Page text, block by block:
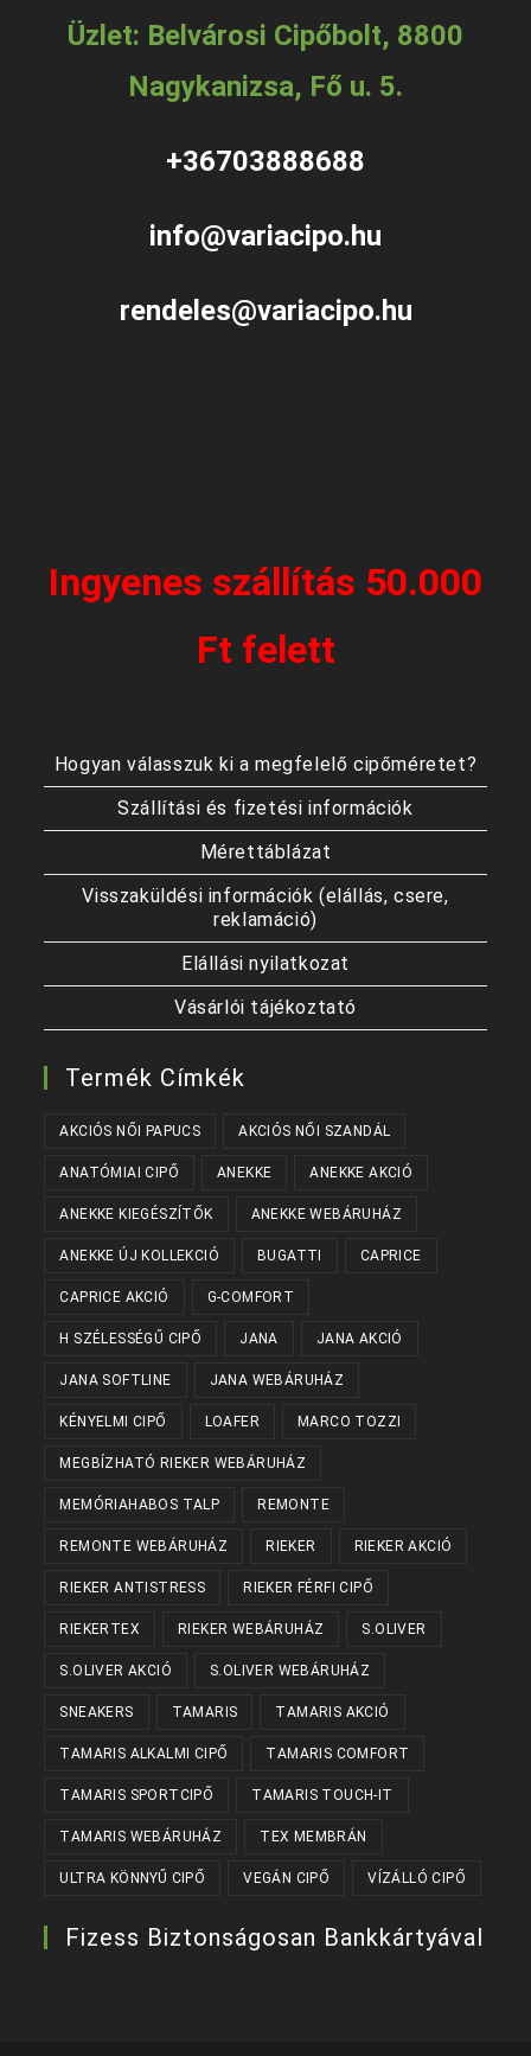
Üzlet: Belvárosi Cipőbolt, 8800
Nagykanizsa, Fő u. 5.
+36703888688
info@variacipo.hu
rendeles@variacipo.hu
Ingyenes szállítás 50.000
Ft felett
Hogyan válasszuk ki a megfelelő cipőméretet?
Szállítási és fizetési információk
Mérettáblázat
Visszaküldési információk (elállás, csere,
reklamáció)
Elállási nyilatkozat
Vásárlói tájékoztató
Termék Címkék
AKCIÓS NŐI PAPUCS AKCIÓS NŐI SZANDÁL
ANATÓMIAI CIPŐ ANEKKE ANEKKE AKCIÓ
ANEKKE KIEGÉSZÍTŐK ANEKKE WEBÁRUHÁZ
ANEKKE ÚJ KOLLEKCIÓ BUGATTI CAPRICE
CAPRICE AKCIÓ G-COMFORT
H SZÉLESSÉGŰ CIPŐ JANA JANA AKCIÓ
JANA SOFTLINE JANA WEBÁRUHÁZ
KÉNYELMI CIPŐ LOAFER MARCO TOZZI
MEGBÍZHATÓ RIEKER WEBÁRUHÁZ
MEMÓRIAHABOS TALP REMONTE
REMONTE WEBÁRUHÁZ RIEKER RIEKER AKCIÓ
RIEKER ANTISTRESS RIEKER FÉRFI CIPŐ
RIEKERTEX RIEKER WEBÁRUHÁZ S.OLIVER
S.OLIVER AKCIÓ S.OLIVER WEBÁRUHÁZ
SNEAKERS TAMARIS TAMARIS AKCIÓ
TAMARIS ALKALMI CIPŐ TAMARIS COMFORT
TAMARIS SPORTCIPŐ TAMARIS TOUCH-IT
TAMARIS WEBÁRUHÁZ TEX MEMBRÁN
ULTRA KÖNNYŰ CIPŐ VEGÁN CIPŐ VÍZÁLLÓ CIPŐ
Fizess Biztonságosan Bankkártyával